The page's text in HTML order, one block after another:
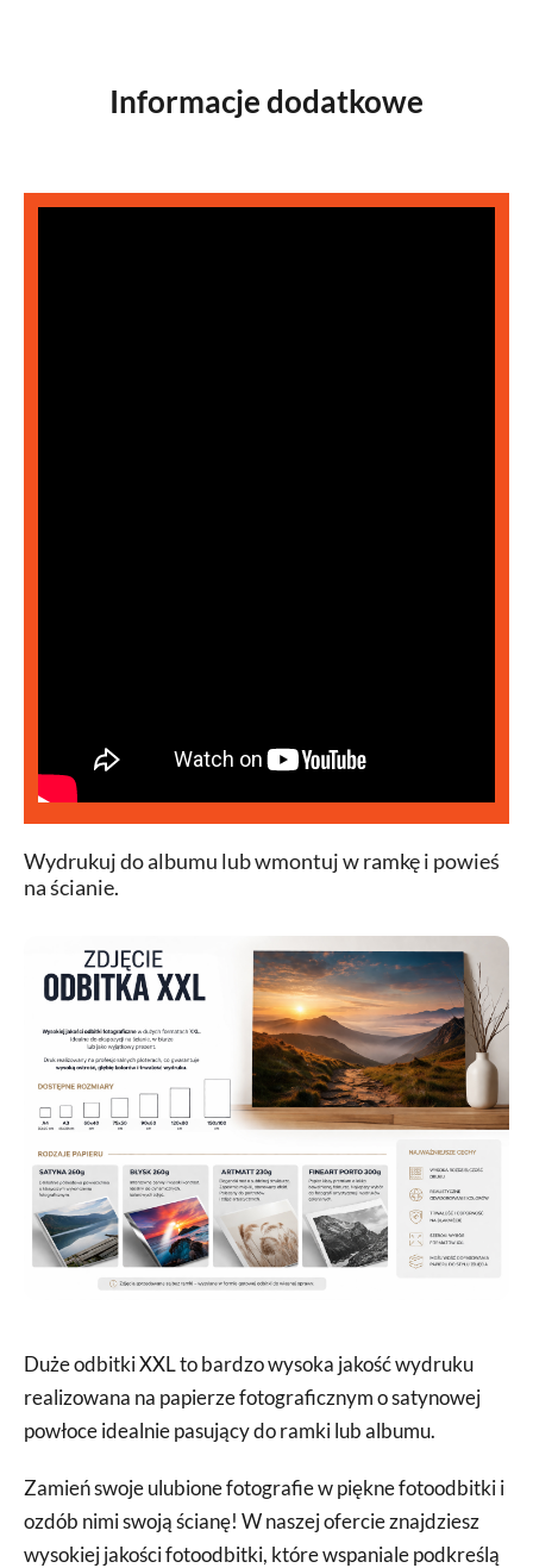
Informacje dodatkowe
Wydrukuj do albumu lub wmontuj w ramkę i powieś
na ścianie.
Duże odbitki XXL to bardzo wysoka jakość wydruku
realizowana na papierze fotograficznym o satynowej
powłoce idealnie pasujący do ramki lub albumu.
Zamień swoje ulubione fotografie w piękne fotoodbitki i
ozdób nimi swoją ścianę! W naszej ofercie znajdziesz
wysokiej jakości fotoodbitki, które wspaniale podkreślą